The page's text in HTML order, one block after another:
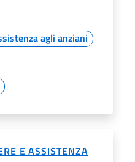
agli anziani
E ASSISTENZA